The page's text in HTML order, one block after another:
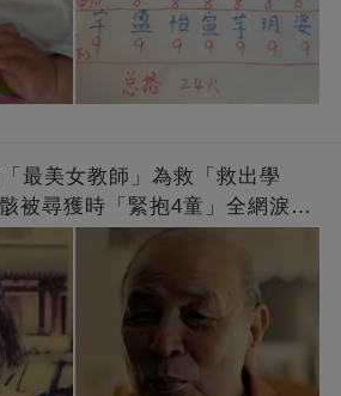
最美女教師」為救「救出學
被尋獲時「緊抱4童」全網淚
被遺忘